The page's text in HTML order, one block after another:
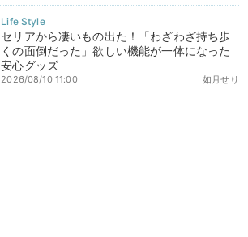
セリアから凄いもの出た！「わざわざ持ち歩
くの面倒だった」欲しい機能が一体になった
安心グッズ
如月せり
2026/08/10 11:00